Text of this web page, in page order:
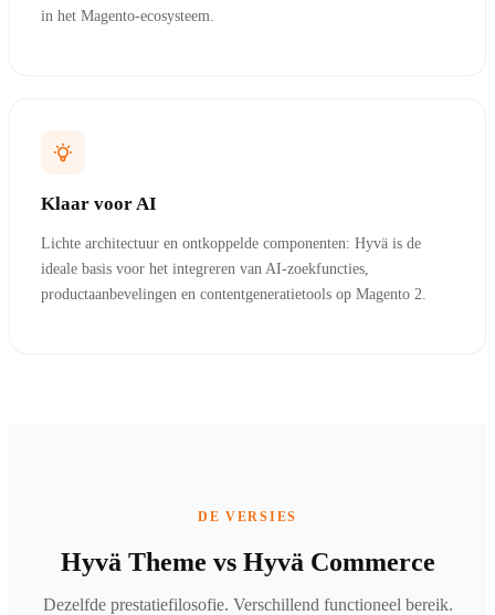
in het Magento-ecosysteem.
Klaar voor AI
Lichte architectuur en ontkoppelde componenten: Hyvä is de
ideale basis voor het integreren van AI-zoekfuncties,
productaanbevelingen en contentgeneratietools op Magento 2.
DE VERSIES
Hyvä Theme vs Hyvä Commerce
Dezelfde prestatiefilosofie. Verschillend functioneel bereik.